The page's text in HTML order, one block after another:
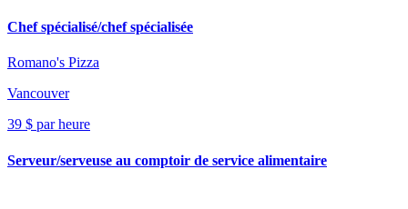
Chef spécialisé/chef spécialisée
Romano's Pizza
Vancouver
39 $ par heure
Serveur/serveuse au comptoir de service alimentaire